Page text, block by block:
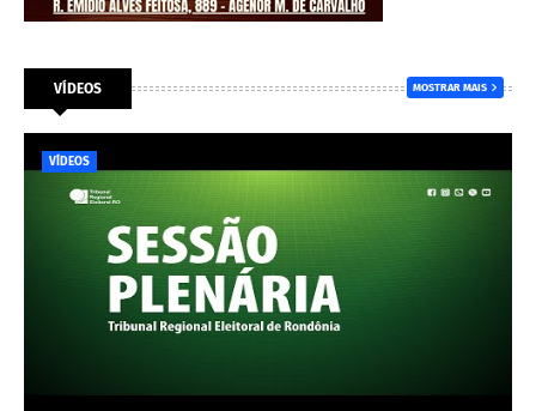
VÍDEOS MOSTRAR MAIS
VÍDEOS